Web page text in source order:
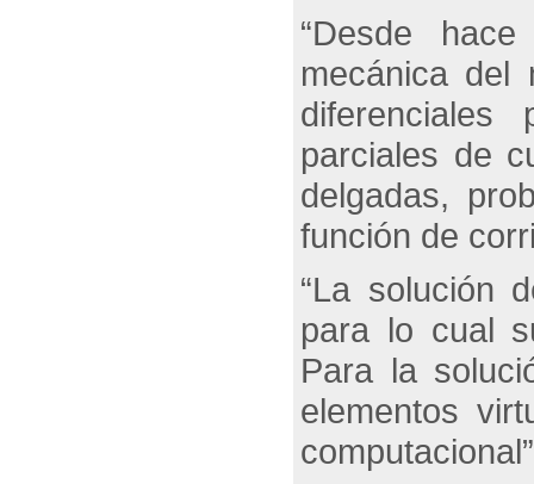
“Desde
mecánica del
parciales de
delgadas,
función de
“La solución
para lo cual
Para la
elementos